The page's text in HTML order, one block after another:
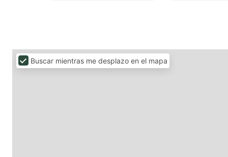
Buscar mientras me desplazo en el mapa